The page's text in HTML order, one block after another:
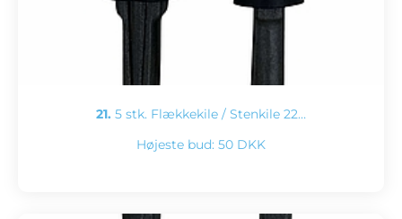
21. 5 stk. Flækkekile / Stenkile 22…
Højeste bud: 50 DKK